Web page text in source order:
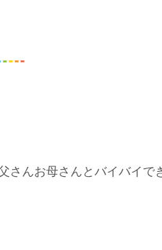
さんお母さんとバイバイで